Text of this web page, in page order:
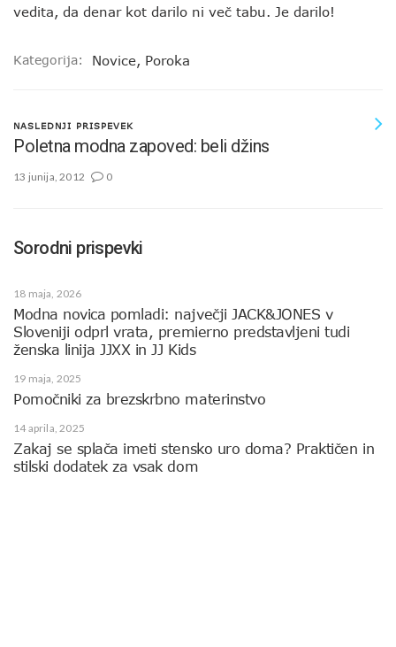
vedita, da denar kot darilo ni več tabu. Je darilo!
Kategorija: Novice, Poroka
NASLEDNJI PRISPEVEK
Poletna modna zapoved: beli džins
13 junija, 2012 0
Sorodni prispevki
18 maja, 2026
Modna novica pomladi: največji JACK&JONES v
Sloveniji odprl vrata, premierno predstavljeni tudi
ženska linija JJXX in JJ Kids
19 maja, 2025
Pomočniki za brezskrbno materinstvo
14 aprila, 2025
Zakaj se splača imeti stensko uro doma? Praktičen in
stilski dodatek za vsak dom